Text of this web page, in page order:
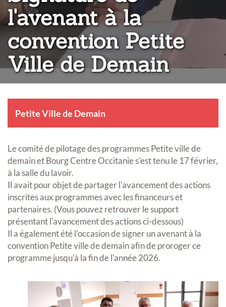
l'avenant à la
convention Petite
Ville de Demain
Petite Ville de Demain
Le comité de pilotage des programmes Petite ville de
demain et Bourg Centre Occitanie s'est tenu le 17 février,
à la salle du lavoir.
Il avait pour objet de partager l'avancement des actions
inscrites aux programmes avec les financeurs et
partenaires. (Vous pouvez retrouver le support
présentant l'avancement des actions ci-dessous)
Il a également été l'occasion de signer un avenant à la
convention Petite ville de demain afin de proroger ce
programme jusqu'à la fin de l'année 2026.